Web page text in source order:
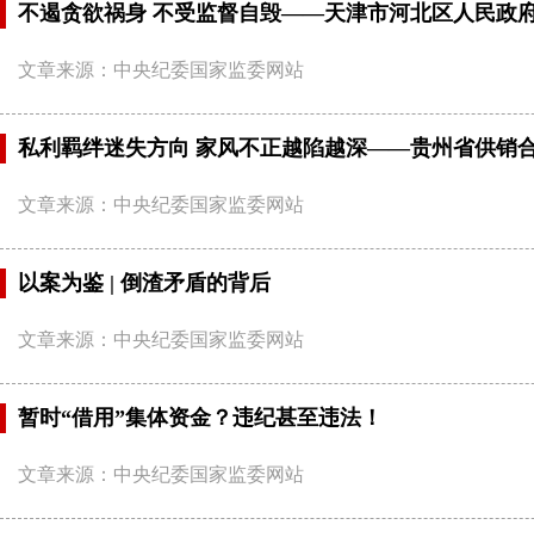
不遏贪欲祸身 不受监督自毁——天津市河北区人民政
文章来源：中央纪委国家监委网站
私利羁绊迷失方向 家风不正越陷越深——贵州省供销
文章来源：中央纪委国家监委网站
以案为鉴 | 倒渣矛盾的背后
文章来源：中央纪委国家监委网站
暂时“借用”集体资金？违纪甚至违法！
文章来源：中央纪委国家监委网站